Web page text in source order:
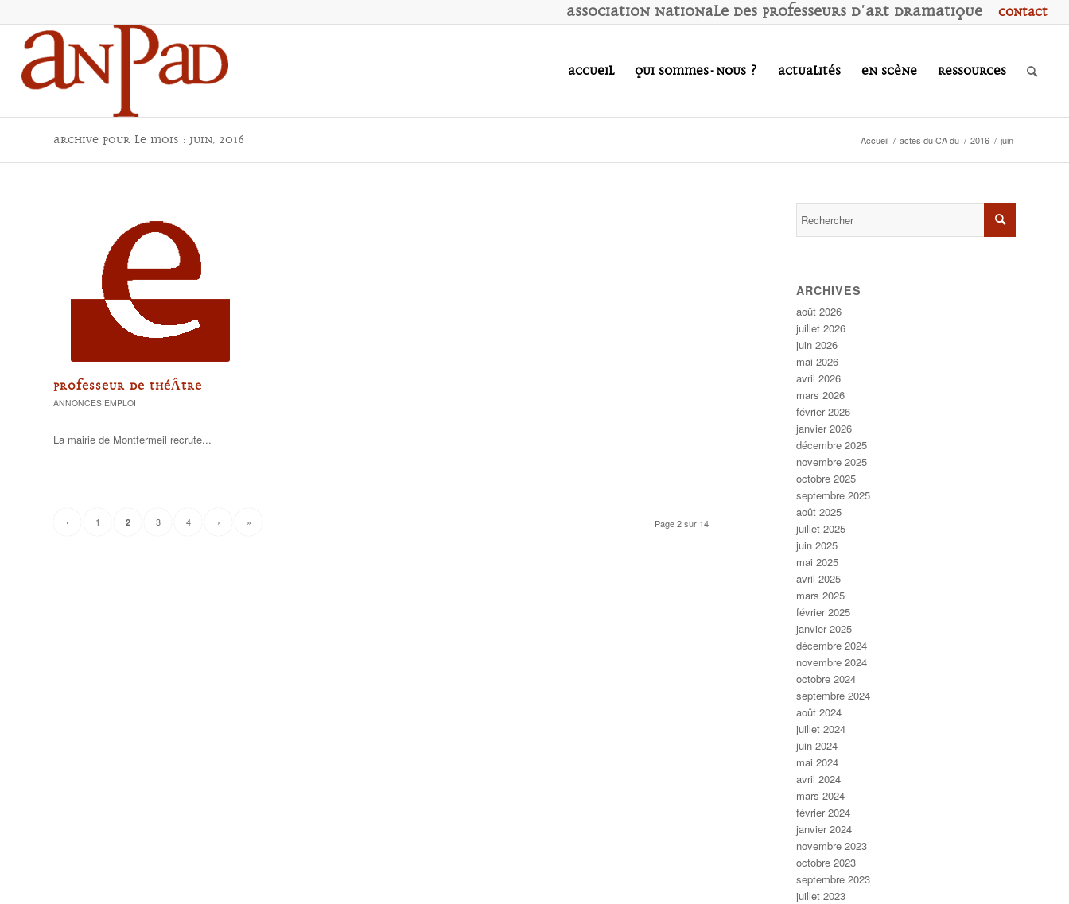
Contact
Association Nationale des Professeurs d'Art Dramatique
Accueil Qui sommes-nous ? Actualités En scène Ressources
Archive pour le mois : juin, 2016 Accueil / actes du CA du / 2016 / juin
PROFESSEUR DE THÉÂTRE
ANNONCES EMPLOI
La mairie de Montfermeil recrute...
Page 2 sur 14
‹ 1 2 3 4 › »
ARCHIVES
août 2026
juillet 2026
juin 2026
mai 2026
avril 2026
mars 2026
février 2026
janvier 2026
décembre 2025
novembre 2025
octobre 2025
septembre 2025
août 2025
juillet 2025
juin 2025
mai 2025
avril 2025
mars 2025
février 2025
janvier 2025
décembre 2024
novembre 2024
octobre 2024
septembre 2024
août 2024
juillet 2024
juin 2024
mai 2024
avril 2024
mars 2024
février 2024
janvier 2024
novembre 2023
octobre 2023
septembre 2023
juillet 2023